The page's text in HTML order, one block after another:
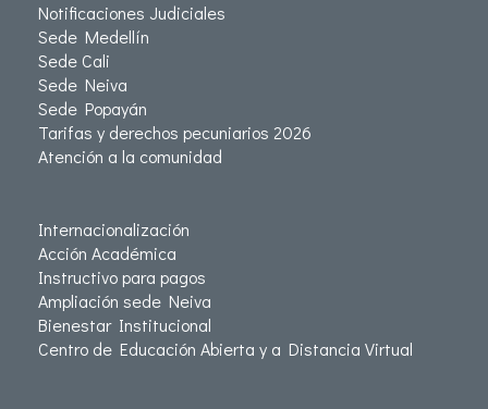
Notificaciones Judiciales
Sede Medellín
Sede Cali
Sede Neiva
Sede Popayán
Tarifas y derechos pecuniarios 2026
Atención a la comunidad
Internacionalización
Acción Académica
Instructivo para pagos
Ampliación sede Neiva
Bienestar Institucional
Centro de Educación Abierta y a Distancia Virtual